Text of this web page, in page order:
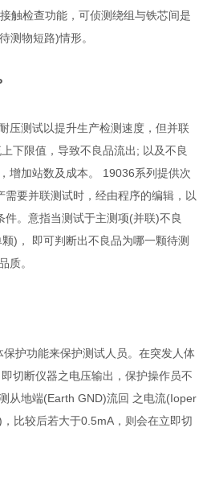
触检查功能，可侦测绕组与铁芯间是
测物短路)情形。
压测试以提升生产检测速度，但并联
下限值，导致不良品流出; 以及不良
增加站数及成本。 19036系列提供次
要并联测试时，经由程序的编辑，以
。意指当测试于主测项(并联)不良
)， 即可判断出不良品为哪一颗待测
质。
护功能来保护测试人员。在突发人体
切断仪器之电压输出，保护操作员不
从地端(Earth GND)流回 之电流(Ioper
比较后若大于0.5mA，则会在立即切